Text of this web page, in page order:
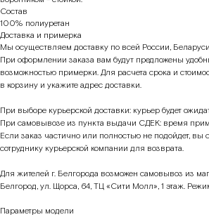
Состав
100% полиуретан
Доставка и примерка
Мы осуществляем доставку по всей России,
При оформлении заказа вам будут предложены
возможностью примерки. Для расчета срока и
в корзину и укажите адрес доставки.
При выборе курьерской доставки: курьер будет
При самовывозе из пункта выдачи СДЕК: время
Если заказ частично или полностью не подойдет, вы
сотруднику курьерской компании для возврата.
Для жителей г. Белгорода возможен самовывоз из
Белгород, ул. Щорса, 64, ТЦ «Сити Молл», 1 этаж.
Параметры модели